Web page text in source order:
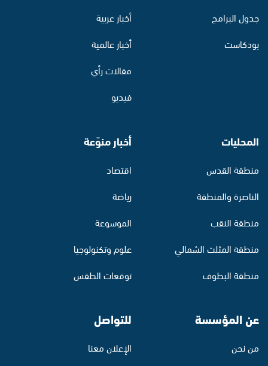
جدول البرامج
بودكاست
أخبار عربية
أخبار عالمية
مقالات رأي
فيديو
المحليات
منطقة القدس
الناصرة والمنطقة
منطقة النقب
منطقة المثلث الشمالي
منطقة البطوف
أخبار منوّعة
اقتصاد
رياضة
الموسوعة
علوم وتكنولوجيا
توقعات الطقس
عن المؤسسة
من نحن
للتواصل
الإعلان معنا